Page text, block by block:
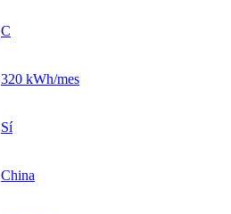
C
320 kWh/mes
Sí
China